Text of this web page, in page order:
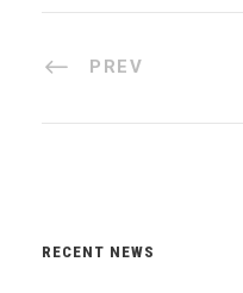
PREV
RECENT NEWS